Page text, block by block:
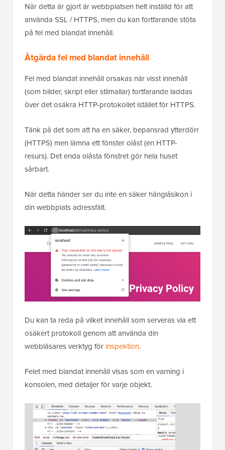
När detta är gjort är webbplatsen helt inställd för att
använda SSL / HTTPS, men du kan fortfarande stöta
på fel med blandat innehåll.
Åtgärda fel med blandat innehåll
Fel med blandat innehåll orsakas när visst innehåll
(som bilder, skript eller stilmallar) fortfarande laddas
över det osäkra HTTP-protokollet istället för HTTPS.
Tänk på det som att ha en säker, bepansrad ytterdörr
(HTTPS) men lämna ett fönster olåst (en HTTP-
resurs). Det enda olåsta fönstret gör hela huset
sårbart.
När detta händer ser du inte en säker hänglåsikon i
din webbplats adressfält.
Du kan ta reda på vilket innehåll som serveras via ett
osäkert protokoll genom att använda din
webbläsares verktyg för inspektion.
Felet med blandat innehåll visas som en varning i
konsolen, med detaljer för varje objekt.